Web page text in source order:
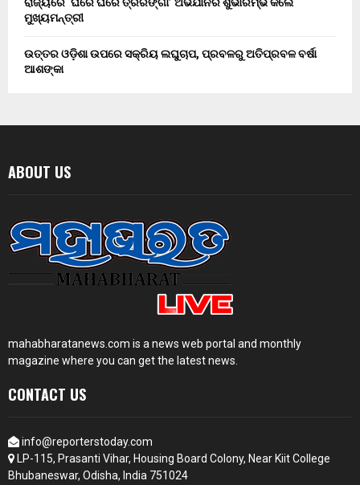
ରାଜ୍ୟରେ ‘ଘରେ ଘରେ ତ୍ରିରଙ୍ଗା’ ଅଭିଯାନର ଶୁଭାରମ୍ଭ କଲେ
ମୁଖ୍ୟମନ୍ତ୍ରୀ
ଉତ୍ତର ଓଡ଼ିଶା ଉପରେ ସକ୍ରିୟ ଲଘୁଚାପ, ପ୍ରବଳରୁ ଅତିପ୍ରବଳ ବର୍ଷା
ଆଶଙ୍କା
ABOUT US
mahabharatanews.com is a news web portal and monthly
magazine where you can get the latest news.
CONTACT US
info@reporterstoday.com
LP-115, Prasanti Vihar, Housing Board Colony, Near Kiit College
Bhubaneswar, Odisha, India 751024